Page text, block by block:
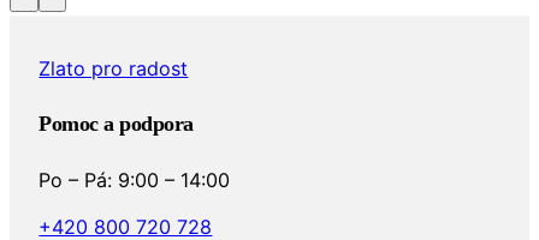
Zlato pro radost
Pomoc a podpora
Po – Pá: 9:00 – 14:00
+420 800 720 728